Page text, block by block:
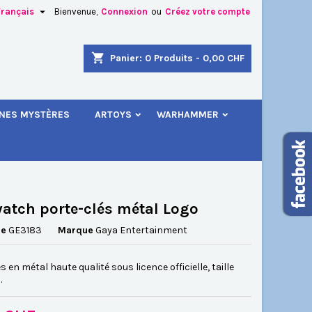
Bienvenue, Connexion ou Créez votre compte

shopping_cart Panier: 0 Produits - 0,00 CHF
MYSTÈRES ARTOYS WARHAMMER
porte-clés métal Logo
GE3183 Marque Gaya Entertainment
en métal haute qualité sous licence officielle, taille